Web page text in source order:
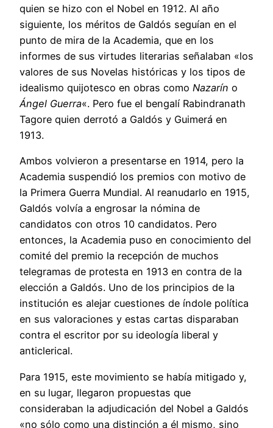
quien se hizo con el Nobel en 1912. Al año
siguiente, los méritos de Galdós seguían en el
punto de mira de la Academia, que en los
informes de sus virtudes literarias señalaban «los
valores de sus Novelas históricas y los tipos de
idealismo quijotesco en obras como Nazarín o
Ángel Guerra«. Pero fue el bengalí Rabindranath
Tagore quien derrotó a Galdós y Guimerá en
1913.
Ambos volvieron a presentarse en 1914, pero la
Academia suspendió los premios con motivo de
la Primera Guerra Mundial. Al reanudarlo en 1915,
Galdós volvía a engrosar la nómina de
candidatos con otros 10 candidatos. Pero
entonces, la Academia puso en conocimiento del
comité del premio la recepción de muchos
telegramas de protesta en 1913 en contra de la
elección a Galdós. Uno de los principios de la
institución es alejar cuestiones de índole política
en sus valoraciones y estas cartas disparaban
contra el escritor por su ideología liberal y
anticlerical.
Para 1915, este movimiento se había mitigado y,
en su lugar, llegaron propuestas que
consideraban la adjudicación del Nobel a Galdós
«no sólo como una distinción a él mismo, sino